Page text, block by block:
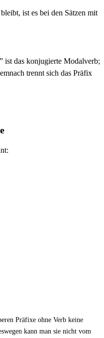
ist es bei den Sätzen mit
ist das konjugierte Modalverb;
trennt sich das Präfix
Präfixe ohne Verb keine
kann man sie nicht vom